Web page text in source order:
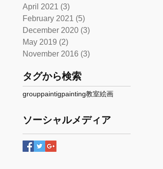
April 2021 (3)
February 2021 (5)
December 2020 (3)
May 2019 (2)
November 2016 (3)
タグから検索
grouppaintigpainting教室絵画
ソーシャルメディア